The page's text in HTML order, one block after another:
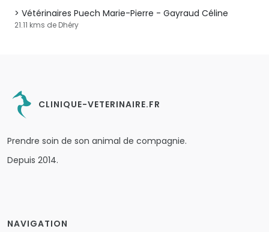
Vétérinaires Puech Marie-Pierre - Gayraud Céline
21.11 kms de Dhéry
CLINIQUE-VETERINAIRE.FR
Prendre soin de son animal de compagnie.
Depuis 2014.
NAVIGATION